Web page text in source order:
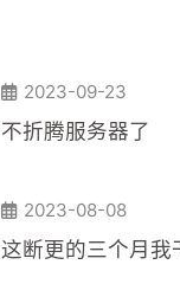
2023-09-23
不折腾服务器了
2023-08-08
这断更的三个月我